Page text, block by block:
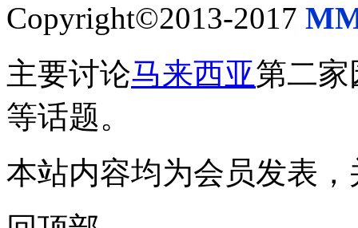
Copyright©2013-2017
主要讨论马来西亚第二
等话题。
本站内容均为会员发表